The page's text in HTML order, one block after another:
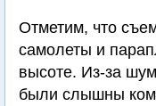
Отметим, что
самолеты и
высоте. Из-за
были слышны